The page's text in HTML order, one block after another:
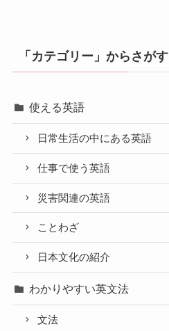
「カテゴリー」からさがす
使える英語
日常生活の中にある英語
仕事で使う英語
災害関連の英語
ことわざ
日本文化の紹介
わかりやすい英文法
文法